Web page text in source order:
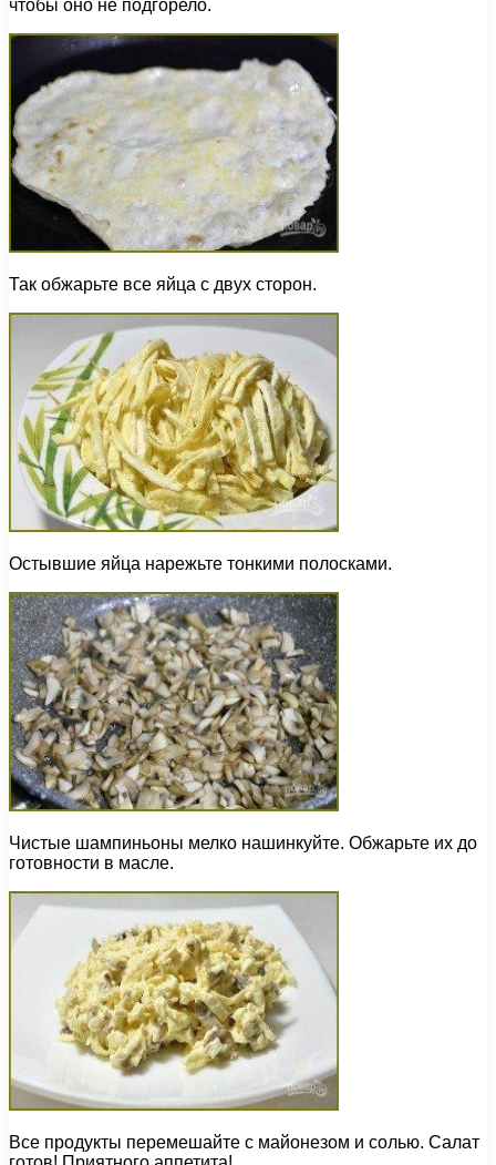
чтобы оно не подгорело.
Так обжарьте все яйца с двух сторон.
Остывшие яйца нарежьте тонкими полосками.
Чистые шампиньоны мелко нашинкуйте. Обжарьте их до
готовности в масле.
Все продукты перемешайте с майонезом и солью. Салат